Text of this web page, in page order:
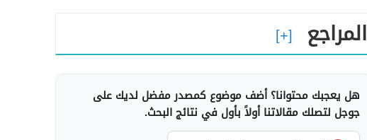
المراجع
هل يعجبك محتوانا؟ أضف موضوع كمصدر مفضل لديك على
جوجل لتصلك مقالاتنا أولاً بأول في نتائج البحث.